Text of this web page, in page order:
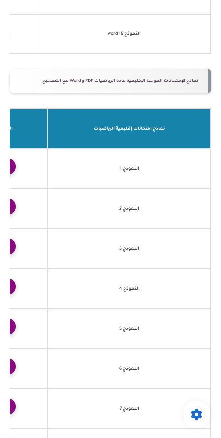
النموذج 16 word
نماذج الإمتحانات الموحدة الإقليمية مادة الرياضيات PDF و Word مع التصحيح
نماذج امتحانات إقليمية الرياضيات
النموذج 1
النموذج 2
النموذج 3
النموذج 4
النموذج 5
النموذج 6
النموذج 7